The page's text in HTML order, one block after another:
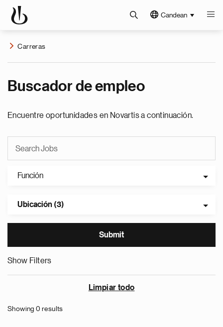
Candean
Carreras
Buscador de empleo
Encuentre oportunidades en Novartis a continuación.
Función
Ubicación (3)
Show Filters
Limpiar todo
Showing 0 results